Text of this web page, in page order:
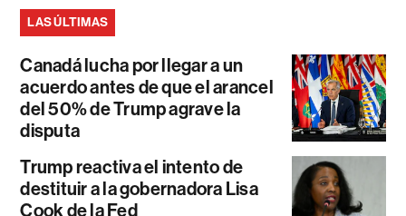
LAS ÚLTIMAS
Canadá lucha por llegar a un
acuerdo antes de que el arancel
del 50% de Trump agrave la
disputa
Trump reactiva el intento de
destituir a la gobernadora Lisa
Cook de la Fed